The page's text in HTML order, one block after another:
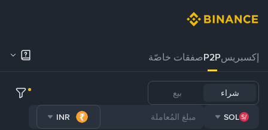
إكسبريسP2Pصفقات خاصّة
شراء بيع
SOL
INR